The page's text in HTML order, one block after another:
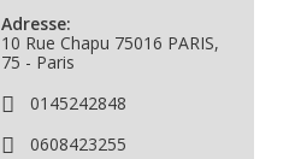
Adresse:
10 Rue Chapu 75016 PARIS,
75 - Paris
0145242848
0608423255